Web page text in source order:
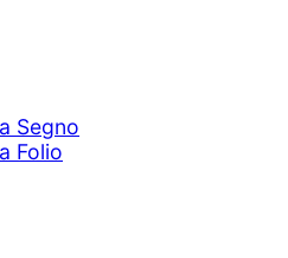
Segno
Folio